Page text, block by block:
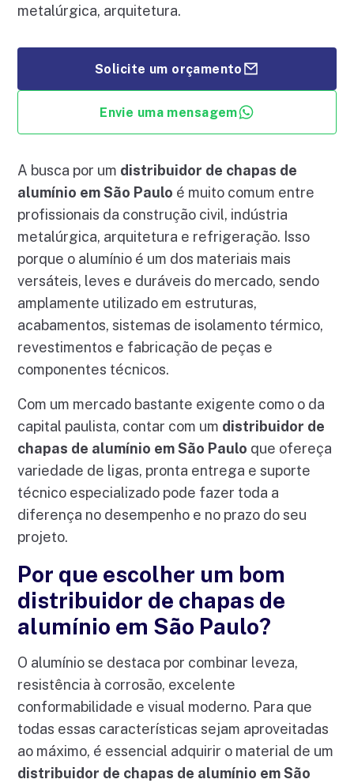
metalúrgica, arquitetura.
Solicite um orçamento
Envie uma mensagem
A busca por um distribuidor de chapas de
alumínio em São Paulo é muito comum entre
profissionais da construção civil, indústria
metalúrgica, arquitetura e refrigeração. Isso
porque o alumínio é um dos materiais mais
versáteis, leves e duráveis do mercado, sendo
amplamente utilizado em estruturas,
acabamentos, sistemas de isolamento térmico,
revestimentos e fabricação de peças e
componentes técnicos.
Com um mercado bastante exigente como o da
capital paulista, contar com um distribuidor de
chapas de alumínio em São Paulo que ofereça
variedade de ligas, pronta entrega e suporte
técnico especializado pode fazer toda a
diferença no desempenho e no prazo do seu
projeto.
Por que escolher um bom
distribuidor de chapas de
alumínio em São Paulo?
O alumínio se destaca por combinar leveza,
resistência à corrosão, excelente
conformabilidade e visual moderno. Para que
todas essas características sejam aproveitadas
ao máximo, é essencial adquirir o material de um
distribuidor de chapas de alumínio em São